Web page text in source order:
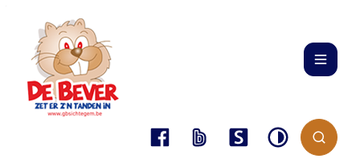
Naar inhoud
Gbs De Bever
FacebookBingel SmartschoolHoog contrast
Zoek
Menu